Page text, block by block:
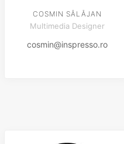
COSMIN SĂLĂJAN
Multimedia Designer
cosmin@inspresso.ro